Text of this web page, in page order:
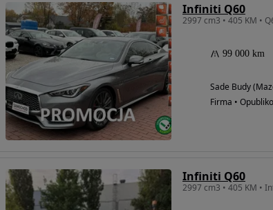
Infiniti Q60
2997 cm3 • 405 KM •
99 000 km
Sade Budy
Firma •
Infiniti Q60
2997 cm3 • 405 KM •